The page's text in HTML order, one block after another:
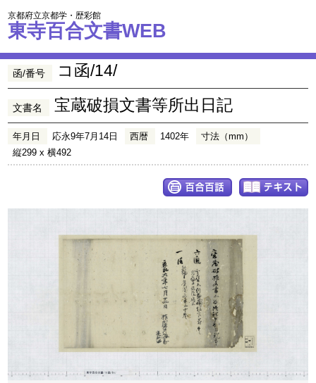
京都府立京都学・歴彩館
東寺百合文書WEB
函/番号 コ函/14/
文書名 宝蔵破損文書等所出日記
年月日 応永9年7月14日 西暦 1402年
寸法（mm）
縦299 x 横492